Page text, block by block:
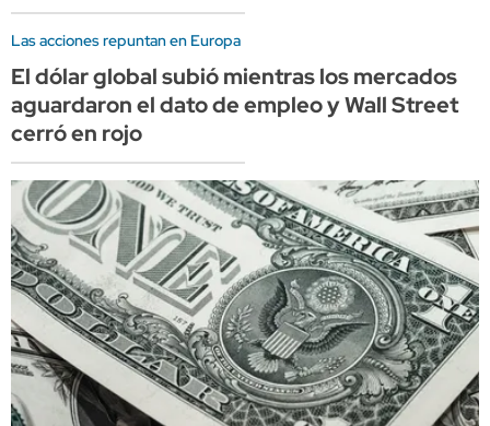
Las acciones repuntan en Europa
El dólar global subió mientras los mercados
aguardaron el dato de empleo y Wall Street
cerró en rojo